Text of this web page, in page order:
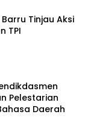
Tinjau Aksi
TPI
Pelestarian
Daerah